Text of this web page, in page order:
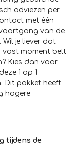
adviezen per
met één
van de
je liever dat
vast moment belt
Kies dan voor
1 op 1
Dit pakket heeft
hogere
tijdens de